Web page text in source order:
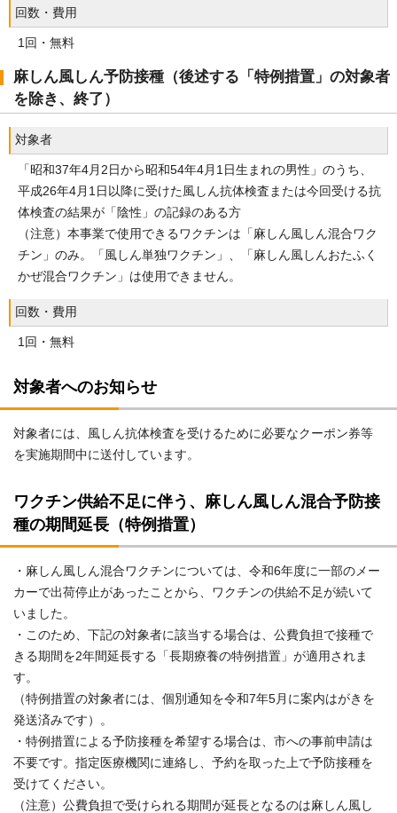
回数・費用
1回・無料
麻しん風しん予防接種（後述する「特例措置」の対象者
を除き、終了）
対象者
「昭和37年4月2日から昭和54年4月1日生まれの男性」のうち、
平成26年4月1日以降に受けた風しん抗体検査または今回受ける抗
体検査の結果が「陰性」の記録のある方
（注意）本事業で使用できるワクチンは「麻しん風しん混合ワク
チン」のみ。「風しん単独ワクチン」、「麻しん風しんおたふく
かぜ混合ワクチン」は使用できません。
回数・費用
1回・無料
対象者へのお知らせ
対象者には、風しん抗体検査を受けるために必要なクーポン券等
を実施期間中に送付しています。
ワクチン供給不足に伴う、麻しん風しん混合予防接
種の期間延長（特例措置）
・麻しん風しん混合ワクチンについては、令和6年度に一部のメー
カーで出荷停止があったことから、ワクチンの供給不足が続いて
いました。
・このため、下記の対象者に該当する場合は、公費負担で接種で
きる期間を2年間延長する「長期療養の特例措置」が適用されま
す。
（特例措置の対象者には、個別通知を令和7年5月に案内はがきを
発送済みです）。
・特例措置による予防接種を希望する場合は、市への事前申請は
不要です。指定医療機関に連絡し、予約を取った上で予防接種を
受けてください。
（注意）公費負担で受けられる期間が延長となるのは麻しん風し